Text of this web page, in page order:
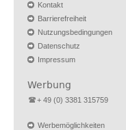
Kontakt
Barrierefreiheit
Nutzungsbedingungen
Datenschutz
Impressum
Werbung
+ 49 (0) 3381 315759
Werbemöglichkeiten